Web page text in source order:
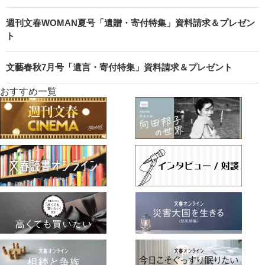
週刊文春WOMAN夏号「遺贈・寄付特集」資料請求＆プレゼン
ト
文藝春秋7月号「遺言・寄付特集」資料請求＆プレゼント
おすすめ一覧